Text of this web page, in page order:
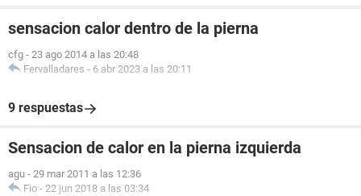
sensacion calor dentro de la pierna
cfg - 23 ago 2014 a las 20:48
Fervalladares - 6 abr 2023 a las 20:11
9 respuestas
Sensacion de calor en la pierna izquierda
agu - 29 mar 2011 a las 12:36
Fio - 22 jun 2018 a las 03:34